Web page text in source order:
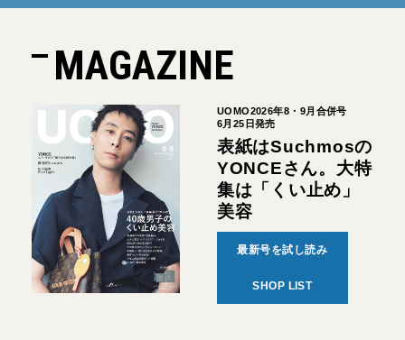
MAGAZINE
UOMO2026年8・9月合併号
6月25日発売
表紙はSuchmosの
YONCEさん。大特
集は「くい止め」
美容
最新号を試し読み
SHOP LIST